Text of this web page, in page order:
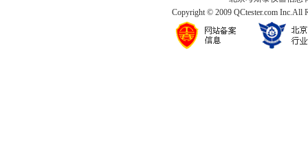
Copyright © 2009 QCtester.com Inc.All